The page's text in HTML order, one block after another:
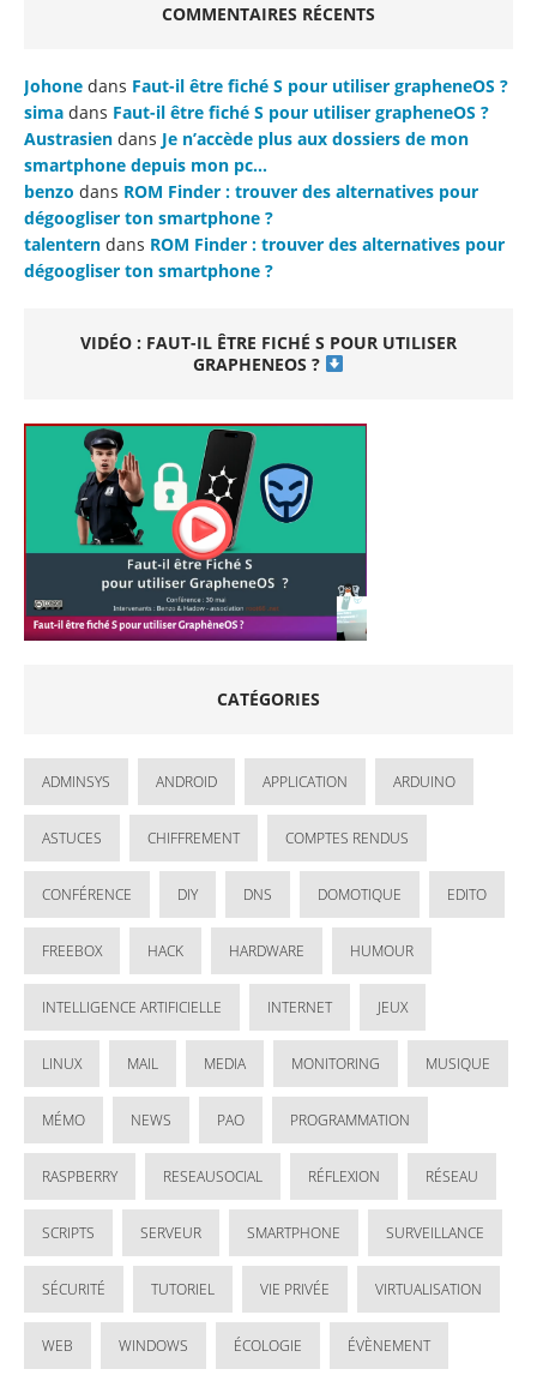
COMMENTAIRES RÉCENTS
Johone dans Faut-il être fiché S pour utiliser grapheneOS ?
sima dans Faut-il être fiché S pour utiliser grapheneOS ?
Austrasien dans Je n’accède plus aux dossiers de mon
smartphone depuis mon pc…
benzo dans ROM Finder : trouver des alternatives pour
dégoogliser ton smartphone ?
talentern dans ROM Finder : trouver des alternatives pour
dégoogliser ton smartphone ?
VIDÉO : FAUT-IL ÊTRE FICHÉ S POUR UTILISER
GRAPHENEOS ?
CATÉGORIES
ADMINSYS ANDROID APPLICATION ARDUINO
ASTUCES CHIFFREMENT COMPTES RENDUS
CONFÉRENCE DIY DNS DOMOTIQUE EDITO
FREEBOX HACK HARDWARE HUMOUR
INTELLIGENCE ARTIFICIELLE INTERNET JEUX
LINUX MAIL MEDIA MONITORING MUSIQUE
MÉMO NEWS PAO PROGRAMMATION
RASPBERRY RESEAUSOCIAL RÉFLEXION RÉSEAU
SCRIPTS SERVEUR SMARTPHONE SURVEILLANCE
SÉCURITÉ TUTORIEL VIE PRIVÉE VIRTUALISATION
WEB WINDOWS ÉCOLOGIE ÉVÈNEMENT